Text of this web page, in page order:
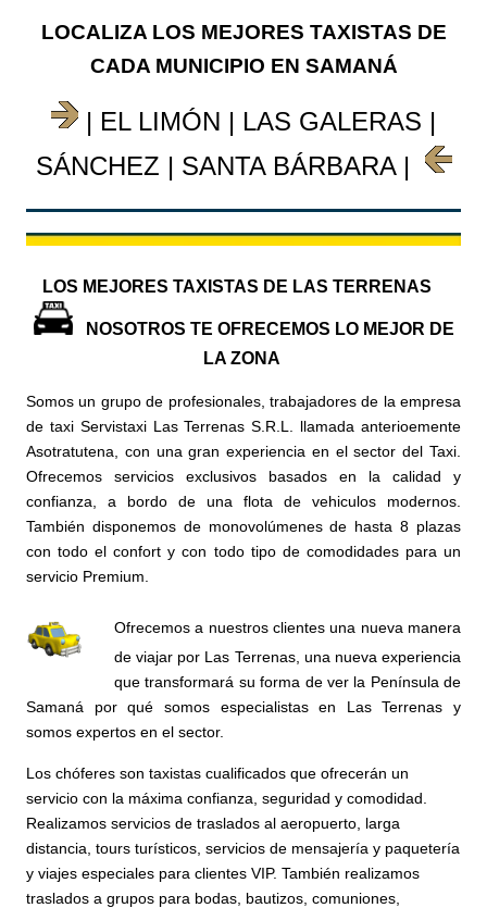
LOCALIZA LOS MEJORES TAXISTAS DE
CADA MUNICIPIO EN SAMANÁ
| EL LIMÓN | LAS GALERAS |
SÁNCHEZ | SANTA BÁRBARA |
LOS MEJORES TAXISTAS DE LAS TERRENAS
NOSOTROS TE OFRECEMOS LO MEJOR DE
LA ZONA
Somos un grupo de profesionales, trabajadores de la empresa
de taxi Servistaxi Las Terrenas S.R.L. llamada anterioemente
Asotratutena, con una gran experiencia en el sector del Taxi.
Ofrecemos servicios exclusivos basados en la calidad y
confianza, a bordo de una flota de vehiculos modernos.
También disponemos de monovolúmenesde hasta 8 plazas
con todo el confort y con todo tipo de comodidades para un
servicio Premium.
Ofrecemos a nuestros clientes una nueva manera
de viajar por Las Terrenas, una nueva experiencia
que transformará su forma de ver la Península de
Samaná porqué somos especialistas en Las Terrenas y
somos expertos en el sector.
Los chóferes son taxistas cualificados que ofrecerán un
servicio con la máxima confianza, seguridad y comodidad.
Realizamos servicios de traslados al aeropuerto, larga
distancia, tours turísticos, servicios de mensajería y paquetería
y viajes especiales para clientes VIP. También realizamos
traslados a grupos para bodas, bautizos, comuniones,